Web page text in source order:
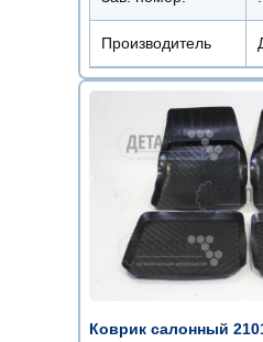
Производитель
Коврик салонный